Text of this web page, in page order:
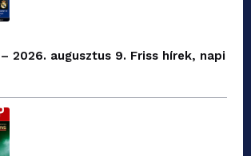
2026. augusztus 9. Friss hírek, napi